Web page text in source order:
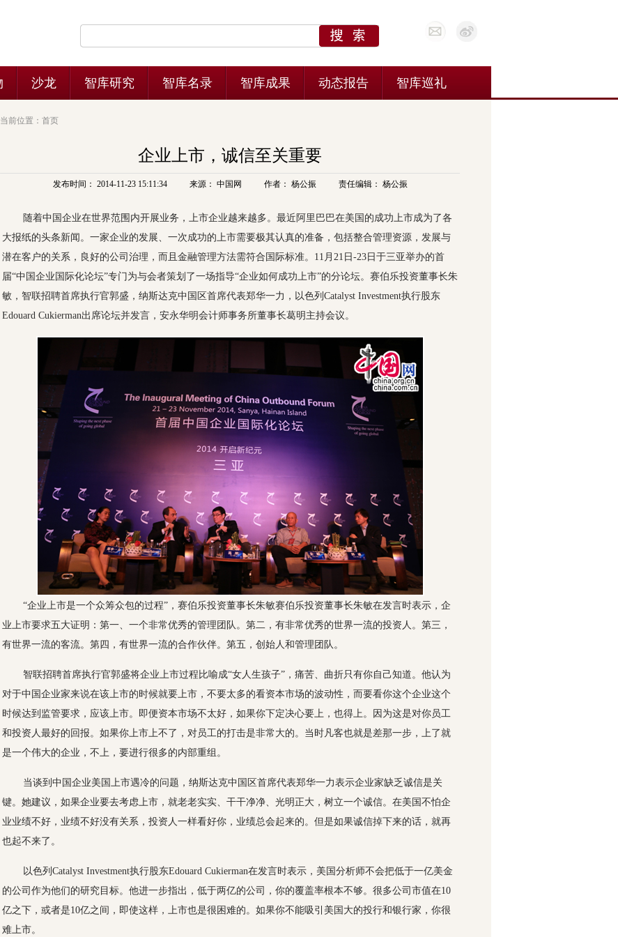
当前位置： 首页
企业上市，诚信至关重要
发布时间： 2014-11-23 15:11:34 来源： 中国网 作者： 杨公振 责任编辑： 杨公振
随着中国企业在世界范围内开展业务，上市企业越来越多。最近阿里巴巴在美国的成功上市成为了各
大报纸的头条新闻。一家企业的发展、一次成功的上市需要极其认真的准备，包括整合管理资源，发展与
潜在客户的关系，良好的公司治理，而且金融管理方法需符合国际标准。11月21日-23日于三亚举办的首
届“中国企业国际化论坛”专门为与会者策划了一场指导“企业如何成功上市”的分论坛。赛伯乐投资董事长朱
敏，智联招聘首席执行官郭盛，纳斯达克中国区首席代表郑华一力，以色列Catalyst Investment执行股东
Edouard Cukierman出席论坛并发言，安永华明会计师事务所董事长葛明主持会议。
“企业上市是一个众筹众包的过程”，赛伯乐投资董事长朱敏赛伯乐投资董事长朱敏在发言时表示，企
业上市要求五大证明：第一、一个非常优秀的管理团队。第二，有非常优秀的世界一流的投资人。第三，
有世界一流的客流。第四，有世界一流的合作伙伴。第五，创始人和管理团队。
智联招聘首席执行官郭盛将企业上市过程比喻成“女人生孩子”，痛苦、曲折只有你自己知道。他认为
对于中国企业家来说在该上市的时候就要上市，不要太多的看资本市场的波动性，而要看你这个企业这个
时候达到监管要求，应该上市。即便资本市场不太好，如果你下定决心要上，也得上。因为这是对你员工
和投资人最好的回报。如果你上市上不了，对员工的打击是非常大的。当时凡客也就是差那一步，上了就
是一个伟大的企业，不上，要进行很多的内部重组。
当谈到中国企业美国上市遇冷的问题，纳斯达克中国区首席代表郑华一力表示企业家缺乏诚信是关
键。她建议，如果企业要去考虑上市，就老老实实、干干净净、光明正大，树立一个诚信。在美国不怕企
业业绩不好，业绩不好没有关系，投资人一样看好你，业绩总会起来的。但是如果诚信掉下来的话，就再
也起不来了。
以色列Catalyst Investment执行股东Edouard Cukierman在发言时表示，美国分析师不会把低于一亿美金
的公司作为他们的研究目标。他进一步指出，低于两亿的公司，你的覆盖率根本不够。很多公司市值在10
亿之下，或者是10亿之间，即使这样，上市也是很困难的。如果你不能吸引美国大的投行和银行家，你很
难上市。